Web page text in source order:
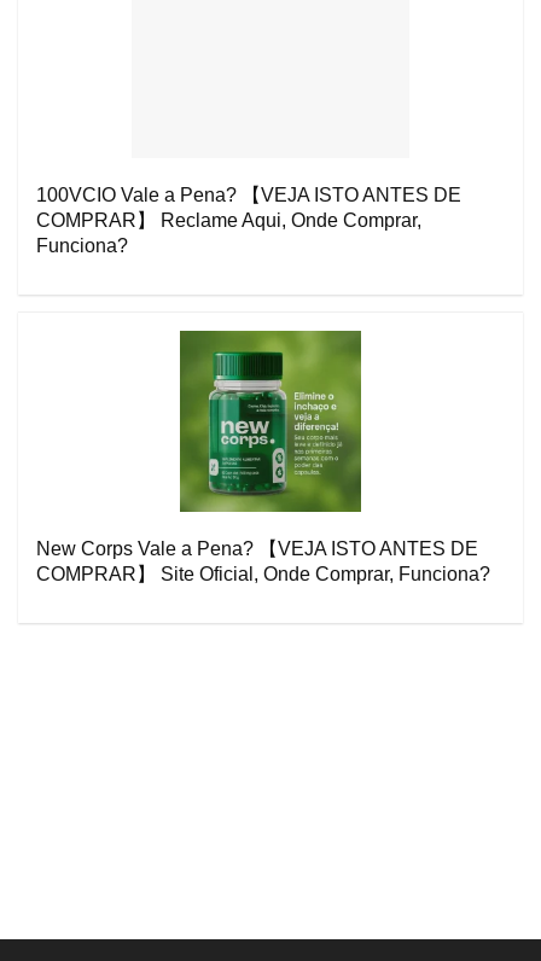
100VCIO Vale a Pena? 【VEJA ISTO ANTES DE
COMPRAR】 Reclame Aqui, Onde Comprar,
Funciona?
New Corps Vale a Pena? 【VEJA ISTO ANTES DE
COMPRAR】 Site Oficial, Onde Comprar, Funciona?